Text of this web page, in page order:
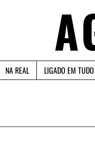
NA REAL LIGADO EM TUDO